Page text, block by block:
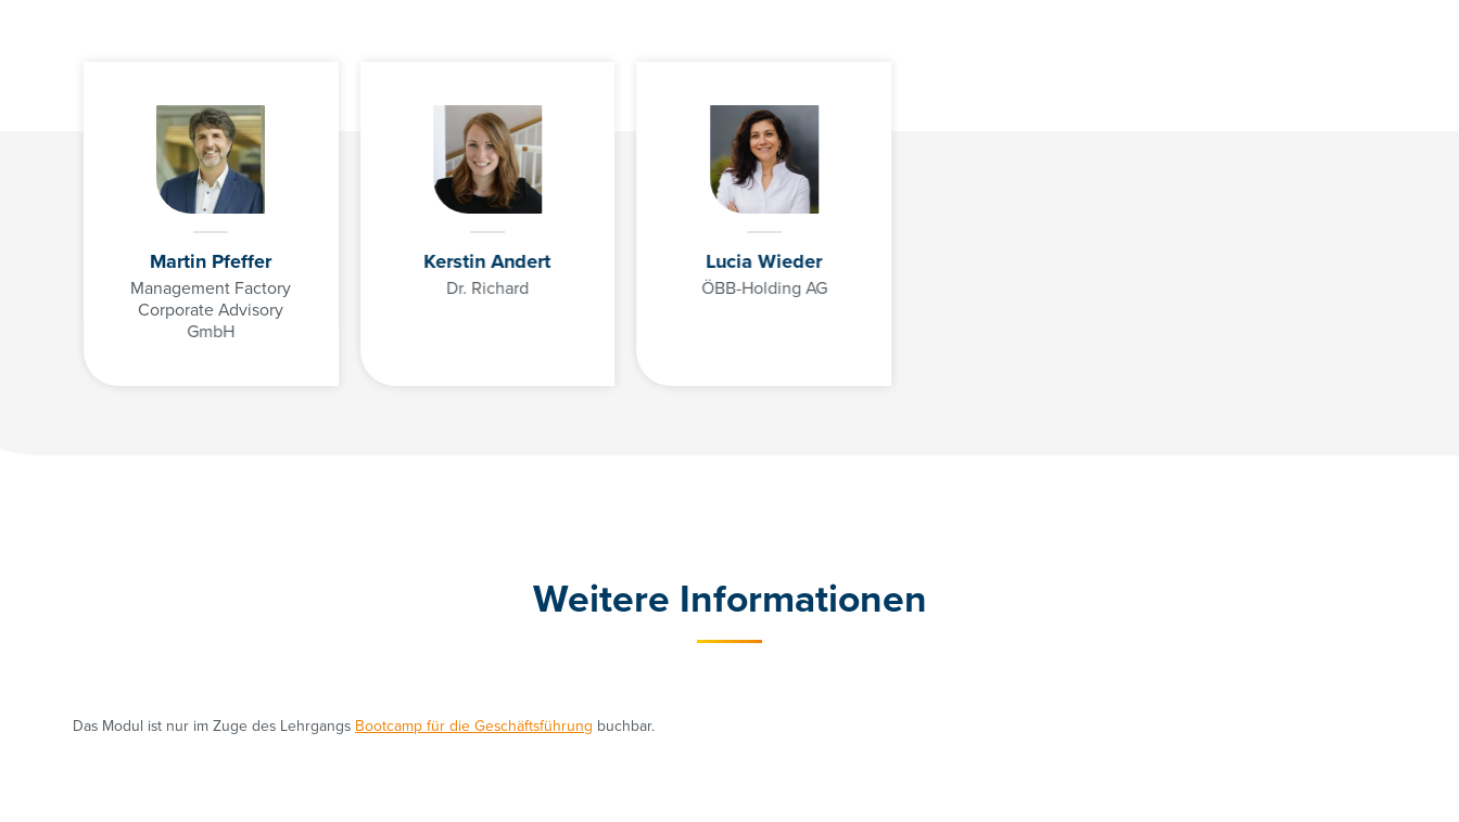
Martin Pfeffer
Management Factory
Corporate Advisory
GmbH
Kerstin Andert
Dr. Richard
Lucia Wieder
ÖBB-Holding AG
Weitere Informationen
Das Modul ist nur im Zuge des Lehrgangs Bootcamp für die Geschäftsführung buchbar.